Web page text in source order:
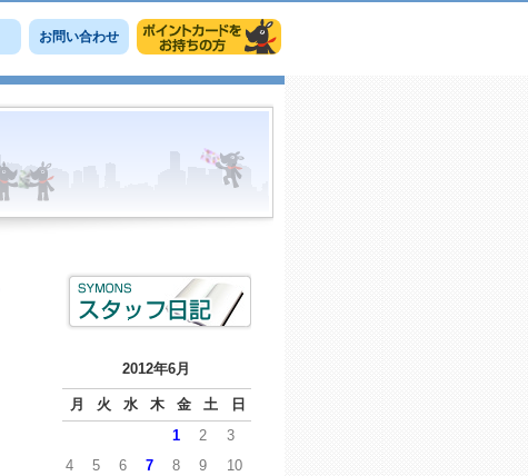
お問い合わせ
2012年6月
月 火 水 木 金 土 日
1 2
3
4
5 6 7 8 9
10